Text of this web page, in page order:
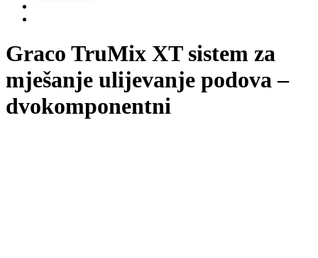
Graco TruMix XT sistem za
mješanje ulijevanje podova –
dvokomponentni